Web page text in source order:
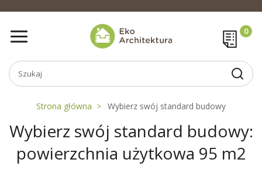
Strona główna Wybierz swój standard budowy
Wybierz swój standard budowy:
powierzchnia użytkowa 95 m2